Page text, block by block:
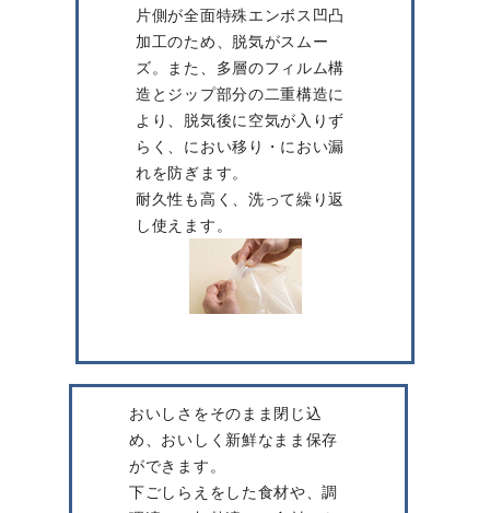
片側が全面特殊エンボス凹凸
加工のため、脱気がスムー
ズ。また、多層のフィルム構
造とジップ部分の二重構造に
より、脱気後に空気が入りず
らく、におい移り・におい漏
れを防ぎます。
耐久性も高く、洗って繰り返
し使えます。
おいしさをそのまま閉じ込
め、おいしく新鮮なまま保存
ができます。
下ごしらえをした食材や、調